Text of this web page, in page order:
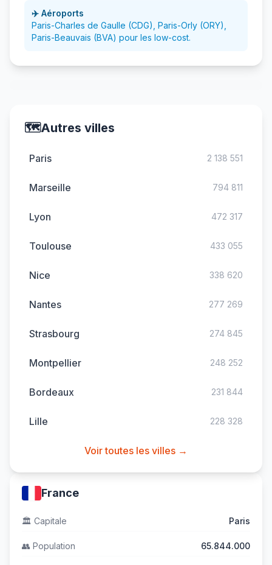
✈️ Aéroports
Paris-Charles de Gaulle (CDG), Paris-Orly (ORY),
Paris-Beauvais (BVA) pour les low-cost.
🗺️Autres villes
Paris 2 138 551
Marseille 794 811
Lyon 472 317
Toulouse 433 055
Nice 338 620
Nantes 277 269
Strasbourg 274 845
Montpellier 248 252
Bordeaux 231 844
Lille 228 328
Voir toutes les villes →
France
🏛️ Capitale Paris
👥 Population 65.844.000